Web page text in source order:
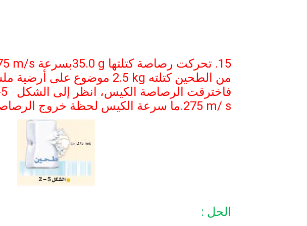
15. تحركت رصاصة كتلتها 35.0 gبسرعة m/s
من الطحين كتلته 2.5 kg موضوع على أرضية
فاخترقت الرصاصة الكيس، انظر إلى الشكل
.275 m/ sما سرعة الكيس لحظة خروج
الحل :